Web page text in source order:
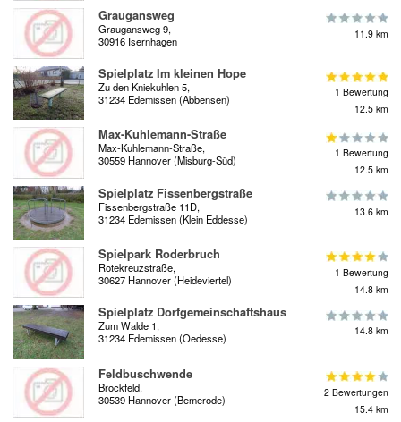
Graugansweg
Graugansweg 9,
30916 Isernhagen
11.9 km
Spielplatz Im kleinen Hope
Zu den Kniekuhlen 5,
31234 Edemissen (Abbensen)
1 Bewertung
12.5 km
Max-Kuhlemann-Straße
Max-Kuhlemann-Straße,
30559 Hannover (Misburg-Süd)
1 Bewertung
12.5 km
Spielplatz Fissenbergstraße
Fissenbergstraße 11D,
31234 Edemissen (Klein Eddesse)
13.6 km
Spielpark Roderbruch
Rotekreuzstraße,
30627 Hannover (Heideviertel)
1 Bewertung
14.8 km
Spielplatz Dorfgemeinschaftshaus
Zum Walde 1,
31234 Edemissen (Oedesse)
14.8 km
Feldbuschwende
Brockfeld,
30539 Hannover (Bemerode)
2 Bewertungen
15.4 km